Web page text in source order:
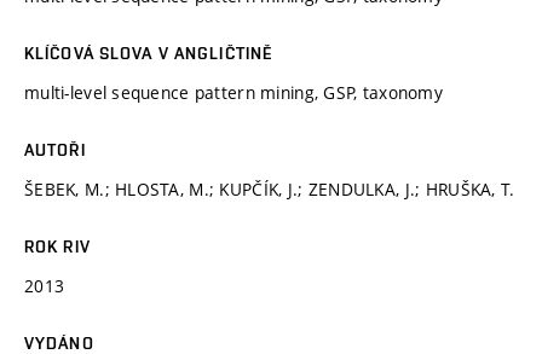
KLÍČOVÁ SLOVA V ANGLIČTINĚ
multi-level sequence pattern mining, GSP, taxonomy
AUTOŘI
ŠEBEK, M.; HLOSTA, M.; KUPČÍK, J.; ZENDULKA, J.; HRUŠKA, T.
ROK RIV
2013
VYDÁNO